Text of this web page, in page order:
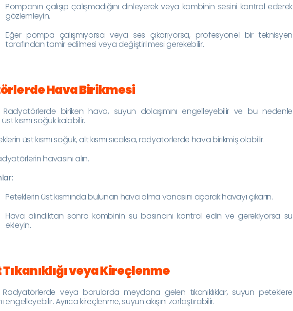
Pompanın çalışıp çalışmadığını dinleyerek veya kombinin sesini kontrol ederek
gözlemleyin.
Eğer pompa çalışmıyorsa veya ses çıkarıyorsa, profesyonel bir teknisyen
tarafından tamir edilmesi veya değiştirilmesi gerekebilir.
Hava Birikmesi
Radyatörlerde biriken hava, suyun dolaşımını engelleyebilir ve bu nedenle
kısmı soğuk kalabilir.
üst kısmı soğuk, alt kısmı sıcaksa, radyatörlerde hava birikmiş olabilir.
havasını alın.
Peteklerin üst kısmında bulunan hava alma vanasını açarak havayı çıkarın.
Hava alındıktan sonra kombinin su basıncını kontrol edin ve gerekiyorsa su
ekleyin.
veya Kireçlenme
Radyatörlerde veya borularda meydana gelen tıkanıklıklar, suyun peteklere
engelleyebilir. Ayrıca kireçlenme, suyun akışını zorlaştırabilir.